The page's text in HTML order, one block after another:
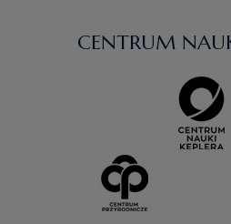
CENTRUM